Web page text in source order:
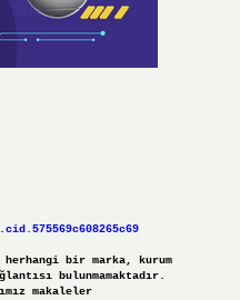
bir marka, kurum
bulunmamaktadır.
makaleler